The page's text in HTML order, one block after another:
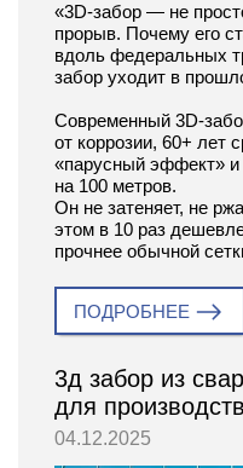
«3D-забор — не
прорыв. Почему его
вдоль федеральных
забор уходит в
Современный 3D-
от коррозии, 60+ лет
«парусный эффект» и
на 100 метров.
Он не затеняет, не
этом в 10 раз
прочнее обычной
ПОДРОБНЕЕ
3д забор из
для производств
04.12.2025